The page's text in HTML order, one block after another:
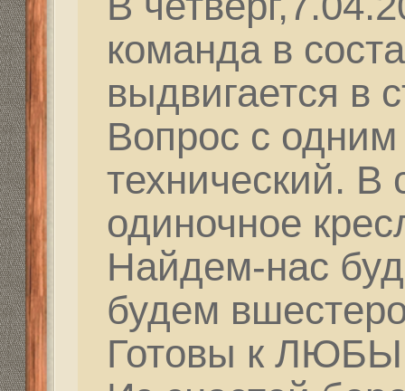
Вернуться в База "У Михалыча".
Структура сайта Все о 555hf.tv Правила
555 online плеер
Просмотр видео
Смотрите на
Реквизиты
555hf.tv. Охотничье - рыболовный интернет канал.
© 2009-2019. Копирование материалов с сайта